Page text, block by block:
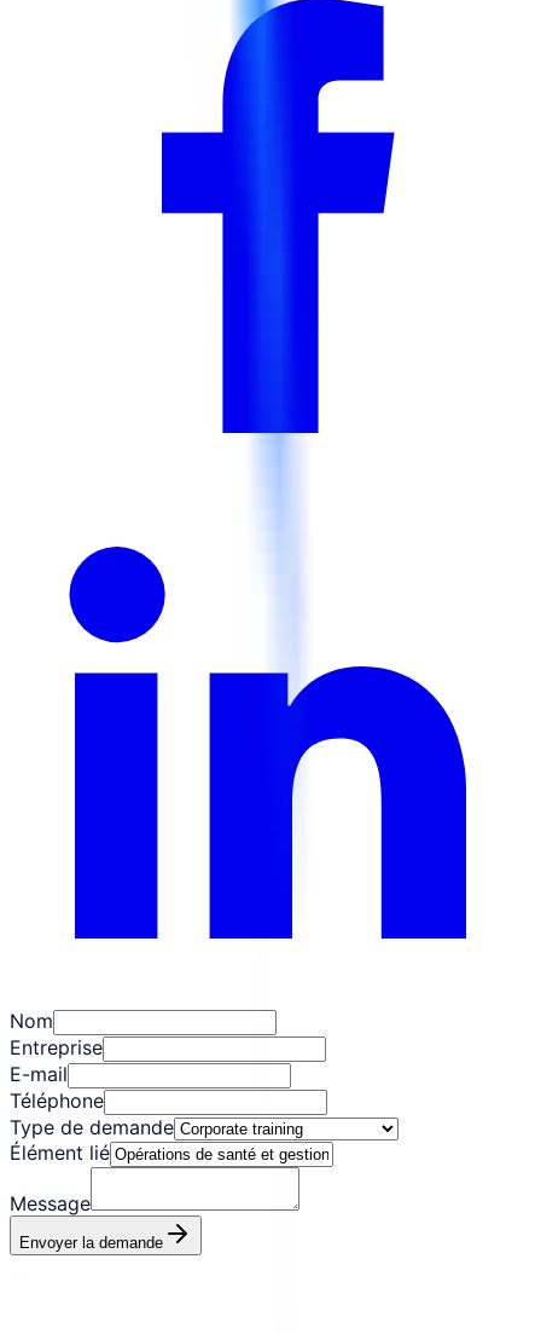
Nom
Entreprise
E-mail
Téléphone
Type de demande
Élément lié
Message
Envoyer la demande